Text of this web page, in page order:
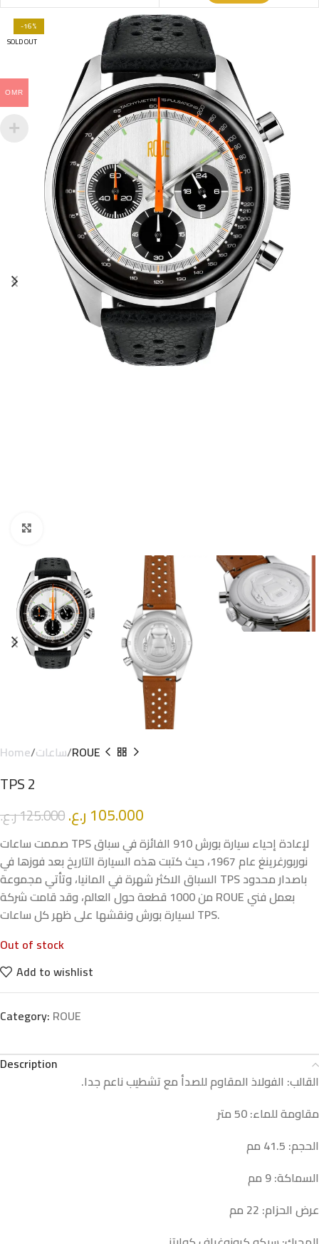
-16%
SOLD OUT
Home ساعات ROUE
TPS 2
125.000ر.ع. 105.000 ر.ع.
صممت ساعات TPS لإعادة إحياء سيارة بورش 910 الفائزة في سباق
نوربورغرينغ عام 1967، حيث كتبت هذه السيارة التاريخ بعد فوزها في
السباق الاكثر شهرة في المانيا، وتأتي مجموعة TPS باصدار محدود
من 1000 قطعة حول العالم، وقد قامت شركة ROUE بعمل فني
لسيارة بورش ونقشها على ظهر كل ساعات TPS.
Out of stock
Add to wishlist
Category: ROUE
Description
القالب: الفولاذ المقاوم للصدأ مع تشطيب ناعم جدا.
مقاومة للماء: 50 متر
الحجم: 41.5 مم
السماكة: 9 مم
عرض الحزام: 22 مم
OMR